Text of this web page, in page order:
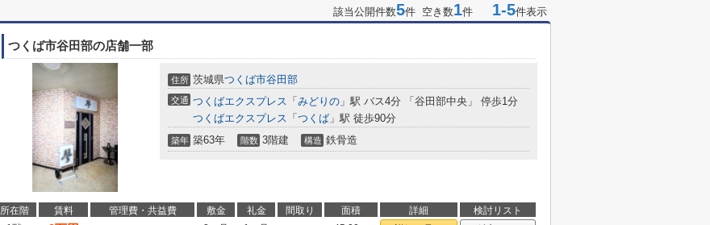
該当公開件数5件 空き数1件 1-5件表示
つくば市谷田部の店舗一部
住所 茨城県つくば市谷田部
交通 つくばエクスプレス 「 みどりの 」駅 バス4分 「谷田部中央」 停歩1分
つくばエクスプレス 「 つくば 」駅 徒歩90分
築年 築63年 階数 3階建 構造 鉄骨造
所在階 賃料 管理費・共益費 敷金 礼金 間取り 面積 詳細
検討リスト